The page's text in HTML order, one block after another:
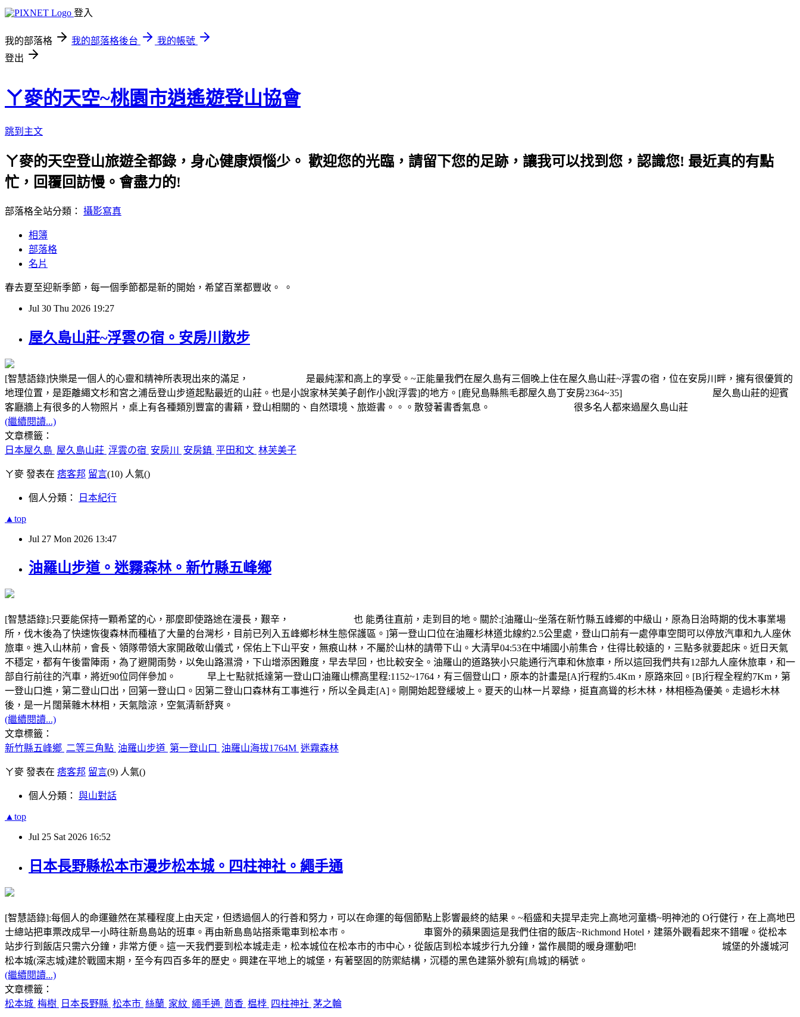
登入
我的部落格 我的部落格後台
我的帳號
登出
ㄚ麥的天空~桃園市逍遙遊登山協會
跳到主文
ㄚ麥的天空登山旅遊全都錄，身心健康煩惱少。 歡迎您的光臨，請留下您的足跡，讓我可以找到您，認識您! 最近真的有點
忙，回覆回訪慢。會盡力的!
部落格全站分類： 攝影寫真
相簿
部落格
名片
春去夏至迎新季節，每一個季節都是新的開始，希望百業都豐收。 。
Jul 30 Thu 2026 19:27
屋久島山莊~浮雲の宿。安房川散步
[智慧語錄]快樂是一個人的心靈和精神所表現出來的滿足， 是最純潔和高上的享受。~正能量我們在屋久島有三個晚上住在屋久島山莊~浮雲の宿，位在安房川畔，擁有很優質的
地理位置，是距離繩文杉和宮之浦岳登山步道起點最近的山莊。也是小說家林芙美子創作小說[浮雲]的地方。[鹿兒島縣熊毛郡屋久島丁安房2364~35] 屋久島山莊的迎賓
客廳牆上有很多的人物照片，桌上有各種類別豐富的書籍，登山相關的、自然環境、旅遊書。。。散發著書香氣息。 很多名人都來過屋久島山莊
(繼續閱讀...)
文章標籤：
日本屋久島 屋久島山莊 浮雲の宿 安房川 安房鎮 平田和文 林芙美子
ㄚ麥 發表在 痞客邦 留言(10) 人氣()
個人分類： 日本紀行
▲top
Jul 27 Mon 2026 13:47
油羅山步道。迷霧森林。新竹縣五峰鄉
[智慧語錄]:只要能保持一顆希望的心，那麼即使路途在漫長，艱辛， 也 能勇往直前，走到目的地。關於:[油羅山~坐落在新竹縣五峰鄉的中級山，原為日治時期的伐木事業場
所，伐木後為了快速恢復森林而種植了大量的台灣杉，目前已列入五峰鄉杉林生態保護區。]第一登山口位在油羅杉林道北線約2.5公里處，登山口前有一處停車空間可以停放汽車和九人座休
旅車。進入山林前，會長、領隊帶領大家開啟敬山儀式，保佑上下山平安，無痕山林，不屬於山林的請帶下山。大清早04:53在中埔國小前集合，住得比較遠的，三點多就要起床。近日天氣
不穩定，都有午後雷陣雨，為了避開雨勢，以免山路濕滑，下山增添困難度，早去早回，也比較安全。油羅山的道路狹小只能通行汽車和休旅車，所以這回我們共有12部九人座休旅車，和一
部自行前往的汽車，將近90位同伴參加。 早上七點就抵達第一登山口油羅山標高里程:1152~1764，有三個登山口，原本的計畫是[A]行程約5.4Km，原路來回。[B]行程全程約7Km，第
一登山口進，第二登山口出，回第一登山口。因第二登山口森林有工事進行，所以全員走[A]。剛開始起登緩坡上。夏天的山林一片翠綠，挺直高聳的杉木林，林相極為優美。走過杉木林
後，是一片闊葉雜木林相，天氣陰涼，空氣清新舒爽。
(繼續閱讀...)
文章標籤：
新竹縣五峰鄉 二等三角點 油羅山步道 第一登山口 油羅山海拔1764M 迷霧森林
ㄚ麥 發表在 痞客邦 留言(9) 人氣()
個人分類： 與山對話
▲top
Jul 25 Sat 2026 16:52
日本長野縣松本市漫步松本城。四柱神社。繩手通
[智慧語錄]:每個人的命運雖然在某種程度上由天定，但透過個人的行善和努力，可以在命運的每個節點上影響最終的結果。~稻盛和夫提早走完上高地河童橋~明神池的 O行健行，在上高地巴
士總站把車票改成早一小時往新島島站的班車。再由新島島站搭乘電車到松本市。 車窗外的蘋果園這是我們住宿的飯店~Richmond Hotel，建築外觀看起來不錯喔。從松本
站步行到飯店只需六分鐘，非常方便。這一天我們要到松本城走走，松本城位在松本市的市中心，從飯店到松本城步行九分鐘，當作晨間的暖身運動吧! 城堡的外護城河
松本城(深志城)建於戰國末期，至今有四百多年的歷史。興建在平地上的城堡，有著堅固的防禦結構，沉穩的黑色建築外貌有[烏城]的稱號。
(繼續閱讀...)
文章標籤：
松本城 梅樹 日本長野縣 松本市 絲蘭 家紋 繩手通 茴香 榅桲 四柱神社 茅之輪